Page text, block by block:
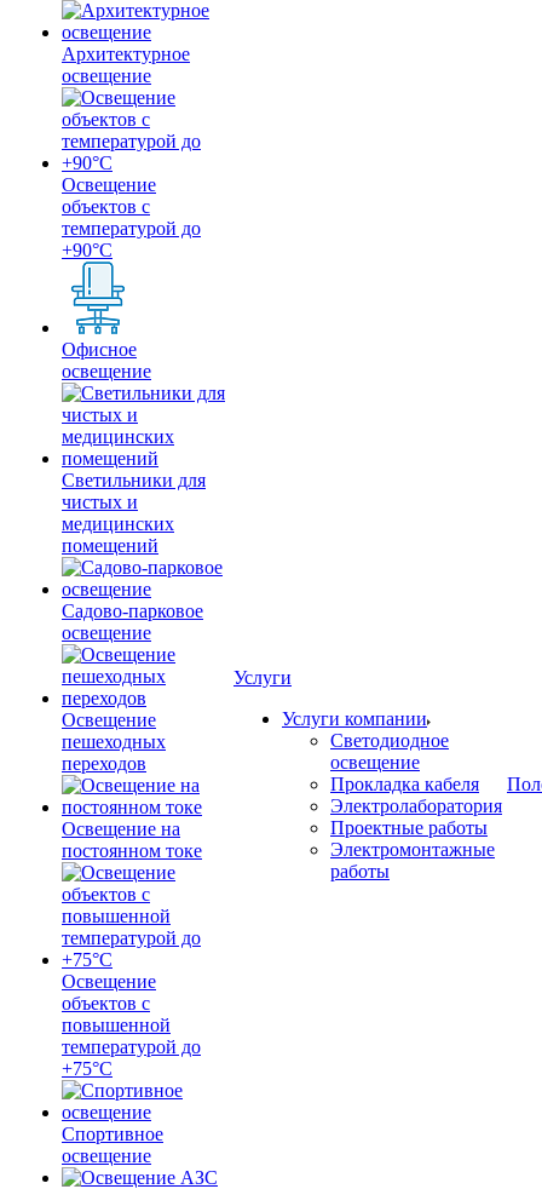
Архитектурное
освещение
Освещение
объектов с
температурой до
+90°С
Офисное
освещение
Светильники для
чистых и
медицинских
помещений
Садово-парковое
освещение
Освещение
пешеходных
переходов
Освещение на
постоянном токе
Освещение
объектов с
повышенной
температурой до
+75°C
Спортивное
освещение
Услуги
Услуги компании
Светодиодное
освещение
Прокладка кабеля
Электролаборатория
Проектные работы
Электромонтажные
работы